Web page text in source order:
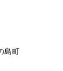
島町